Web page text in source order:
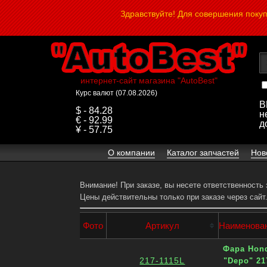
Здравствуйте! Для совершения
интернет-сайт магазина "AutoBest"
Курс валют (07.08.2026)
$ - 84.28
€ - 92.99
¥ - 57.75
О компании Каталог запчастей
Внимание! При заказе, вы несете
Цены действительны только при заказе через
Фото Артикул
217-1115L
Фара
"Depo"